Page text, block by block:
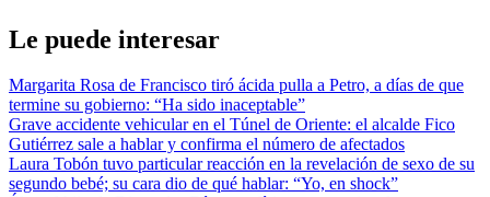
Le puede interesar
Margarita Rosa de Francisco tiró ácida pulla a Petro, a días de que
termine su gobierno: “Ha sido inaceptable”
Grave accidente vehicular en el Túnel de Oriente: el alcalde Fico
Gutiérrez sale a hablar y confirma el número de afectados
Laura Tobón tuvo particular reacción en la revelación de sexo de su
segundo bebé; su cara dio de qué hablar: “Yo, en shock”